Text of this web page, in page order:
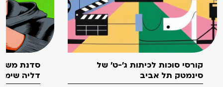
קורסי סוכות לכיתות ג'-ט' של
סינמטק תל אביב
סדנת
דליה